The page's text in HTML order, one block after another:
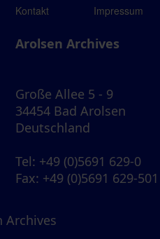
Kontakt Impressum
Arolsen Archives
Große Allee 5 - 9
34454 Bad Arolsen
Deutschland
Tel: +49 (0)5691 629-0
Fax: +49 (0)5691 629-501
Archives